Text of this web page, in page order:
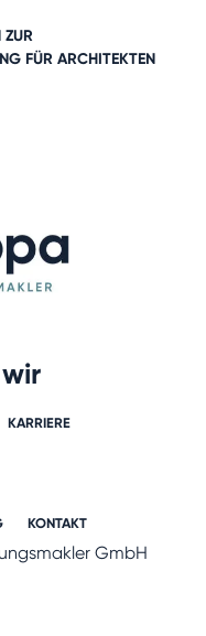
ZUR
FÜR ARCHITEKTEN
KARRIERE​
KONTAKT
GmbH